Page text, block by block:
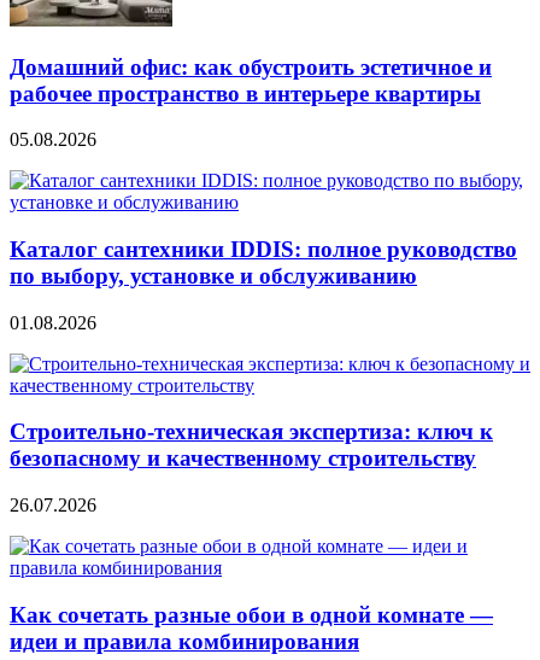
Домашний офис: как обустроить эстетичное и
рабочее пространство в интерьере квартиры
05.08.2026
Каталог сантехники IDDIS: полное руководство
по выбору, установке и обслуживанию
01.08.2026
Строительно‑техническая экспертиза: ключ к
безопасному и качественному строительству
26.07.2026
Как сочетать разные обои в одной комнате —
идеи и правила комбинирования